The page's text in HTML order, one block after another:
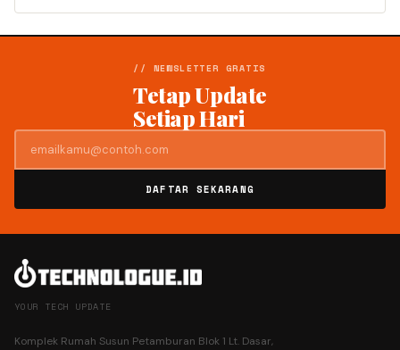
// NEWSLETTER GRATIS
Tetap Update
Setiap Hari
DAFTAR SEKARANG
YOUR TECH UPDATE
Komplek Rumah Susun Petamburan Blok 1 Lt. Dasar,